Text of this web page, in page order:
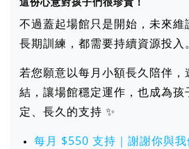
不過蓋起場館只是開始，未來維
長期訓練，都需要持續資源投入。
若您願意以每月小額長久陪伴，
結，讓場館穩定運作，也成為
定、長久的支持 ✨
每月 $550 支持｜謝謝你與